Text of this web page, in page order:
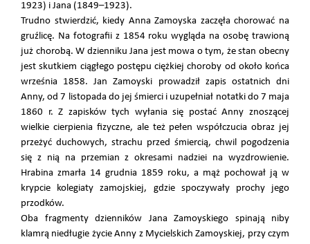
1923) i Jana (1849–1923).
Trudno stwierdzić, kiedy Anna Zamoyska zaczęła chorować na
gruźlicę. Na fotografii z 1854 roku wygląda na osobę trawioną
już chorobą. W dzienniku Jana jest mowa o tym, że stan obecny
jest skutkiem ciągłego postępu ciężkiej choroby od około końca
września 1858. Jan Zamoyski prowadził zapis ostatnich dni
Anny, od 7 listopada do jej śmierci i uzupełniał notatki do 7 maja
1860 r. Z zapisków tych wyłania się postać Anny znoszącej
wielkie cierpienia fizyczne, ale też pełen współczucia obraz jej
przeżyć duchowych, strachu przed śmiercią, chwil pogodzenia
się z nią na przemian z okresami nadziei na wyzdrowienie.
Hrabina zmarła 14 grudnia 1859 roku, a mąż pochował ją w
krypcie kolegiaty zamojskiej, gdzie spoczywały prochy jego
przodków.
Oba fragmenty dzienników Jana Zamoyskiego spinają niby
klamrą niedługie życie Anny z Mycielskich Zamoyskiej, przy czym